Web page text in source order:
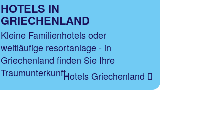
HOTELS IN
GRIECHENLAND
Kleine Familienhotels oder
weitläufige resortanlage - in
Griechenland finden Sie Ihre
Traumunterkunft.Hotels Griechenland